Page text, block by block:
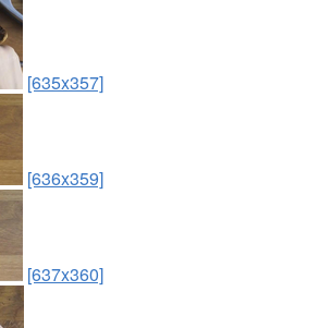
[635x357]
[636x359]
[637x360]